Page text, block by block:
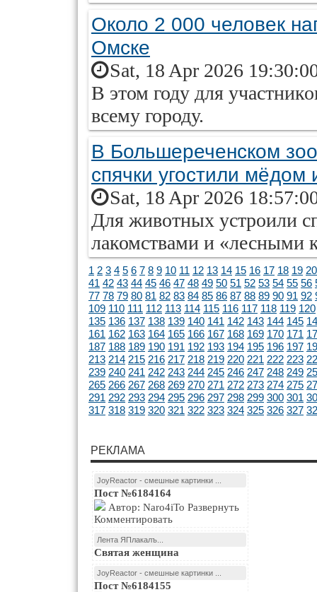
Около 2 000 человек
Омске
Sat, 18 Apr 2026
В этом году для
всему городу.
В Большереченском
спячки угостили мёдом
Sat, 18 Apr 2026
Для животных устроили
лакомствами и «лесными
1 2 3 4 5 6 7 8 9 10 11 12 13 14 15 16 17 18 19 20
41 42 43 44 45 46 47 48 49 50 51 52 53 54 55 56
77 78 79 80 81 82 83 84 85 86 87 88 89 90 91 92
109 110 111 112 113 114 115 116 117 118 119 120
135 136 137 138 139 140 141 142 143 144 145
161 162 163 164 165 166 167 168 169 170 171
187 188 189 190 191 192 193 194 195 196 197
213 214 215 216 217 218 219 220 221 222 223
239 240 241 242 243 244 245 246 247 248 249
265 266 267 268 269 270 271 272 273 274 275
291 292 293 294 295 296 297 298 299 300 301
317 318 319 320 321 322 323 324 325 326 327
РЕКЛАМА
JoyReactor - смешные картинки ...
Пост №6184164
Комментировать
Лента ЯПлакалъ...
Святая женщина
JoyReactor - смешные картинки ...
Пост №6184155